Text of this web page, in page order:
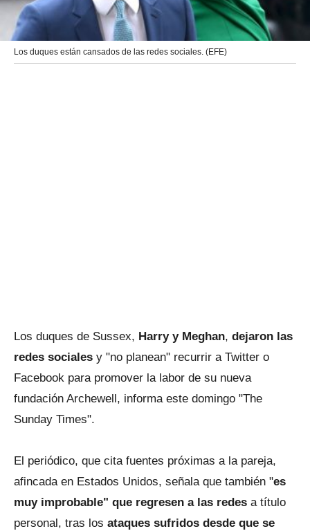
Los duques están cansados de las redes sociales. (EFE)
Los duques de Sussex, Harry y Meghan, dejaron las
redes sociales y "no planean" recurrir a Twitter o
Facebook para promover la labor de su nueva
fundación Archewell, informa este domingo "The
Sunday Times".
El periódico, que cita fuentes próximas a la pareja,
afincada en Estados Unidos, señala que también "es
muy improbable" que regresen a las redes a título
personal, tras los ataques sufridos desde que se